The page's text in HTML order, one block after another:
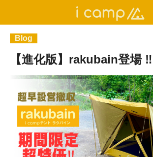
Blog
【進化版】rakubain登場 ‼